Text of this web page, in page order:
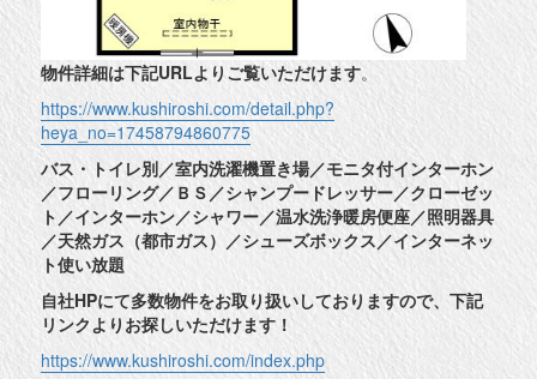
物件詳細は下記URLよりご覧いただけます。
https://www.kushiroshi.com/detail.php?
heya_no=17458794860775
バス・トイレ別／室内洗濯機置き場／モニタ付インターホン
／フローリング／ＢＳ／シャンプードレッサー／クローゼッ
ト／インターホン／シャワー／温水洗浄暖房便座／照明器具
／天然ガス（都市ガス）／シューズボックス／インターネッ
ト使い放題
自社HPにて多数物件をお取り扱いしておりますので、下記
リンクよりお探しいただけます！
https://www.kushiroshi.com/index.php